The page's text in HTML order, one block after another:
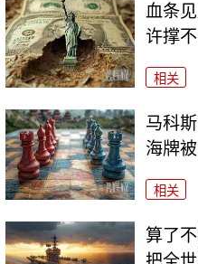
血条
许撑
相关
马科
海牌
相关
算了